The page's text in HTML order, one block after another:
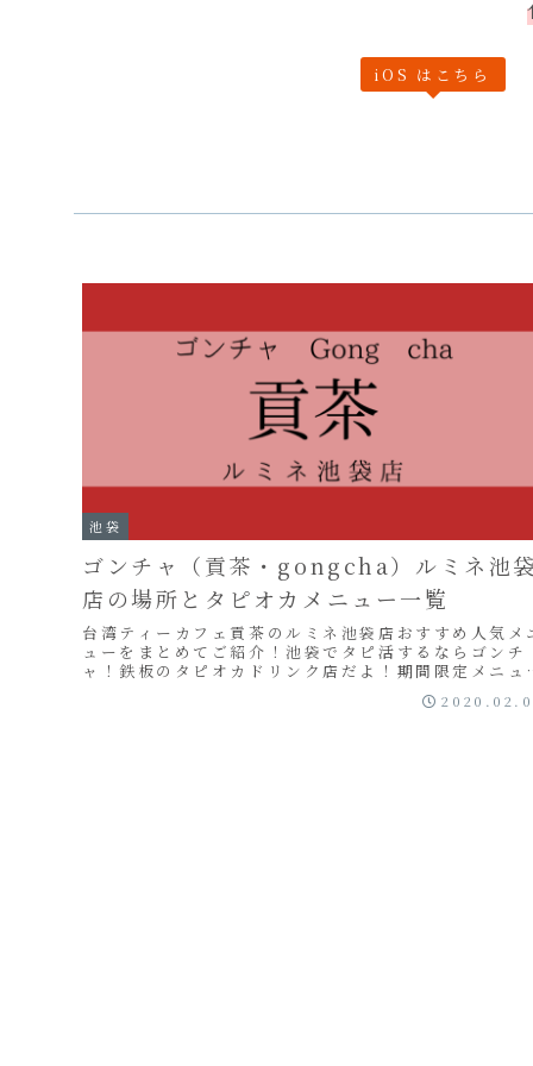
iOS はこちら
池袋
ゴンチャ（貢茶・gongcha）ルミネ池
店の場所とタピオカメニュー一覧
台湾ティーカフェ貢茶のルミネ池袋店おすすめ人気メ
ューをまとめてご紹介！池袋でタピ活するならゴンチ
ャ！鉄板のタピオカドリンク店だよ！期間限定メニュ